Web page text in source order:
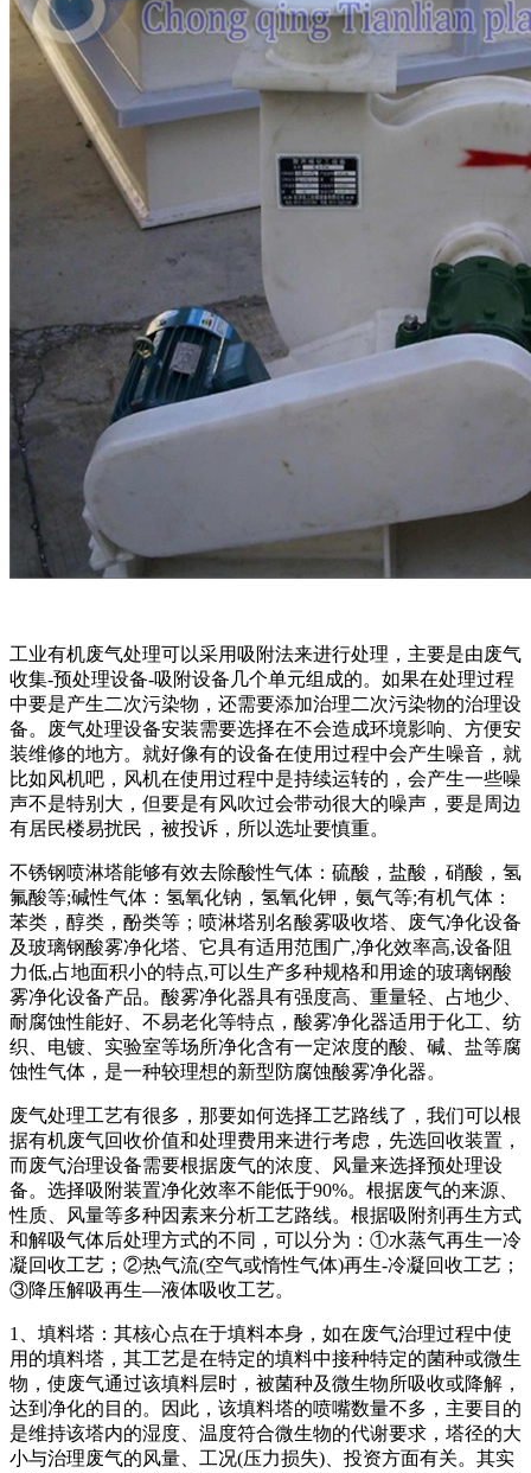
工业有机废气处理可以采用吸附法来进行处理，主要是由废气
收集-预处理设备-吸附设备几个单元组成的。如果在处理过程
中要是产生二次污染物，还需要添加治理二次污染物的治理设
备。废气处理设备安装需要选择在不会造成环境影响、方便安
装维修的地方。就好像有的设备在使用过程中会产生噪音，就
比如风机吧，风机在使用过程中是持续运转的，会产生一些噪
声不是特别大，但要是有风吹过会带动很大的噪声，要是周边
有居民楼易扰民，被投诉，所以选址要慎重。
不锈钢喷淋塔能够有效去除酸性气体：硫酸，盐酸，硝酸，氢
氟酸等;碱性气体：氢氧化钠，氢氧化钾，氨气等;有机气体：
苯类，醇类，酚类等；喷淋塔别名酸雾吸收塔、废气净化设备
及玻璃钢酸雾净化塔、它具有适用范围广,净化效率高,设备阻
力低,占地面积小的特点,可以生产多种规格和用途的玻璃钢酸
雾净化设备产品。酸雾净化器具有强度高、重量轻、占地少、
耐腐蚀性能好、不易老化等特点，酸雾净化器适用于化工、纺
织、电镀、实验室等场所净化含有一定浓度的酸、碱、盐等腐
蚀性气体，是一种较理想的新型防腐蚀酸雾净化器。
废气处理工艺有很多，那要如何选择工艺路线了，我们可以根
据有机废气回收价值和处理费用来进行考虑，先选回收装置，
而废气治理设备需要根据废气的浓度、风量来选择预处理设
备。选择吸附装置净化效率不能低于90%。根据废气的来源、
性质、风量等多种因素来分析工艺路线。根据吸附剂再生方式
和解吸气体后处理方式的不同，可以分为：①水蒸气再生一冷
凝回收工艺；②热气流(空气或惰性气体)再生-冷凝回收工艺；
③降压解吸再生—液体吸收工艺。
1、填料塔：其核心点在于填料本身，如在废气治理过程中使
用的填料塔，其工艺是在特定的填料中接种特定的菌种或微生
物，使废气通过该填料层时，被菌种及微生物所吸收或降解，
达到净化的目的。因此，该填料塔的喷嘴数量不多，主要目的
是维持该塔内的湿度、温度符合微生物的代谢要求，塔径的大
小与治理废气的风量、工况(压力损失)、投资方面有关。其实